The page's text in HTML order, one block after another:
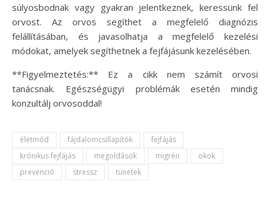
súlyosbodnak vagy gyakran jelentkeznek, keressünk fel
orvost. Az orvos segíthet a megfelelő diagnózis
felállításában, és javasolhatja a megfelelő kezelési
módokat, amelyek segíthetnek a fejfájásunk kezelésében.
**Figyelmeztetés:** Ez a cikk nem számít orvosi
tanácsnak. Egészségügyi problémák esetén mindig
konzultálj orvosoddal!
életmód fájdalomcsillapítók
fejfájás
krónikus fejfájás
megoldások migrén
okok
prevenció
stressz tünetek